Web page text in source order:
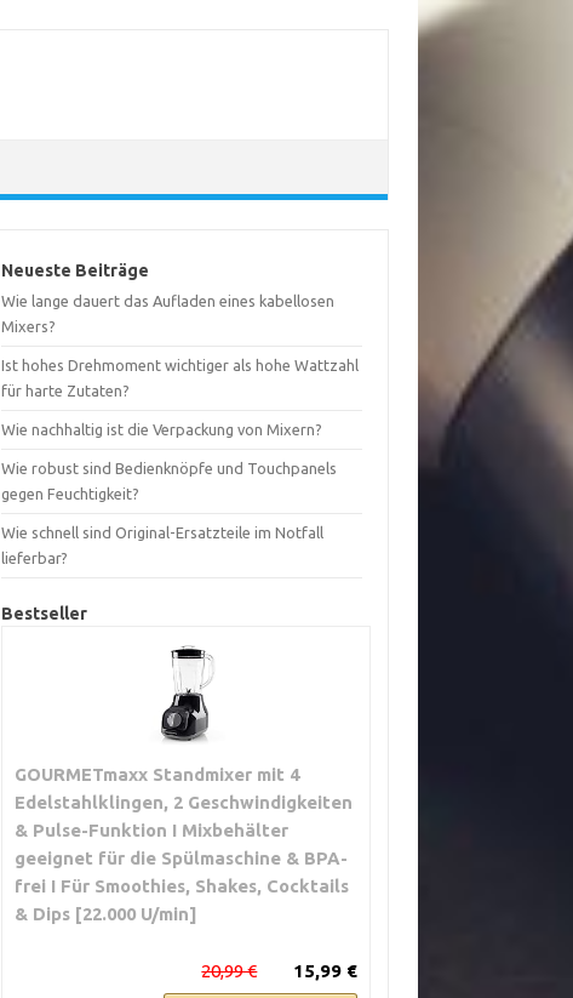
Neueste Beiträge
Wie lange dauert das Aufladen eines kabellosen
Mixers?
Ist hohes Drehmoment wichtiger als hohe Wattzahl
für harte Zutaten?
Wie nachhaltig ist die Verpackung von Mixern?
Wie robust sind Bedienknöpfe und Touchpanels
gegen Feuchtigkeit?
Wie schnell sind Original-Ersatzteile im Notfall
lieferbar?
Bestseller
GOURMETmaxx Standmixer mit 4
Edelstahlklingen, 2 Geschwindigkeiten
& Pulse-Funktion I Mixbehälter
geeignet für die Spülmaschine & BPA-
frei I Für Smoothies, Shakes, Cocktails
& Dips [22.000 U/min]
15,99 €
20,99 €